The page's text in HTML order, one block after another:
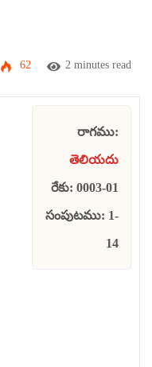
62 2 minutes read
రాగము:
తెలియదు
రేకు: 0003-01
సంపుటము: 1-
14